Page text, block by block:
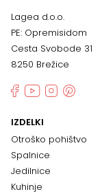
Lagea d.o.o.
PE: Opremisidom
Cesta Svobode 31
8250 Brežice
IZDELKI
Otroško pohištvo
Spalnice
Jedilnice
Kuhinje